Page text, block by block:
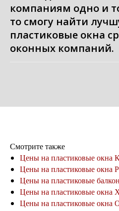
компаниям одно и
то смогу найти
пластиковые окна
оконных компаний.
Смотрите также
Цены на пластиковые окна
Цены на пластиковые окна
Цены на пластиковые
Цены на пластиковые окна
Цены на пластиковые окна